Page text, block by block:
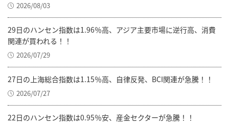
2026/08/03
29日のハンセン指数は1.96％高、アジア主要市場に逆行高、消費
関連が買われる！！
2026/07/29
27日の上海総合指数は1.15％高、自律反発、BCI関連が急騰！！
2026/07/27
22日のハンセン指数は0.95％安、産金セクターが急騰！！